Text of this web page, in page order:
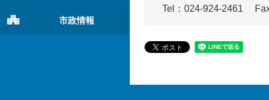
市政情報
Tel：024-924-2461